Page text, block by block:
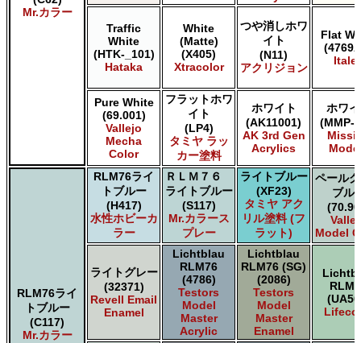
Mr.カラー
Traffic
White
(HTK-_101)
Hataka
White
(Matte)
(X405)
Xtracolor
つや消しホワ
イト
(N11)
アクリジョン
Flat
Pure White
(69.001)
Vallejo
Mecha
Color
フラットホワ
イト
(LP4)
タミヤ ラッ
カー塗料
ホワイト
(AK11001)
AK 3rd Gen
Acrylics
ホワ
(MMP-
RLM76ライ
トブルー
(C117)
Mr.カラー
RLM76ライ
トブルー
(H417)
水性ホビーカ
ラー
ＲＬＭ７６
ライトブルー
(S117)
Mr.カラース
プレー
ライトブルー
(XF23)
タミヤ アク
リル塗料 (フ
ラット)
ペール
ブル
Model
ライトグレー
(32371)
Revell Email
Enamel
Lichtblau
RLM76
(4786)
Testors
Model
Master
Acrylic
Lichtblau
RLM76 (SG)
(2086)
Testors
Model
Master
Enamel